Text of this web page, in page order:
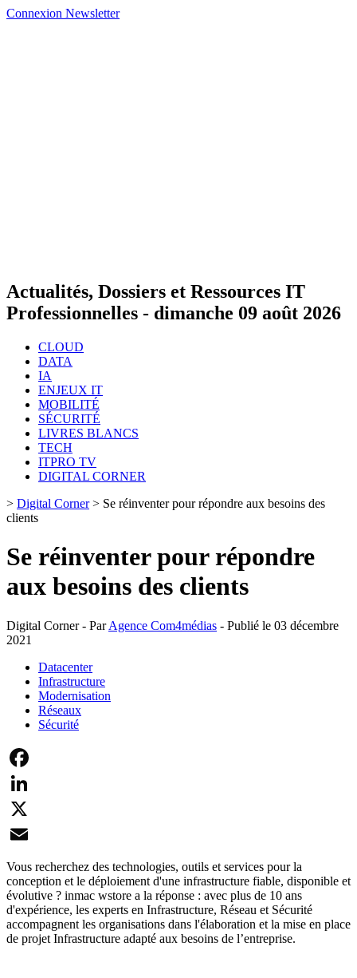
Connexion Newsletter
Actualités, Dossiers et Ressources IT
Professionnelles - dimanche 09 août 2026
CLOUD
DATA
IA
ENJEUX IT
MOBILITÉ
SÉCURITÉ
LIVRES BLANCS
TECH
ITPRO TV
DIGITAL CORNER
> Digital Corner> Se réinventer pour répondre aux besoins des
clients
Se réinventer pour répondre
aux besoins des clients
Digital Corner - ParAgence Com4médias - Publié le 03 décembre
2021
Datacenter
Infrastructure
Modernisation
Réseaux
Sécurité
Facebook
LinkedIn
X
Email
Vous recherchez des technologies, outils et services pour la
conception et le déploiement d'une infrastructure fiable, disponible et
évolutive ? inmac wstore a la réponse : avec plus de 10 ans
d'expérience, les experts en Infrastructure, Réseau et Sécurité
accompagnent les organisations dans l'élaboration et la mise en place
de projet Infrastructure adapté aux besoins de l’entreprise.